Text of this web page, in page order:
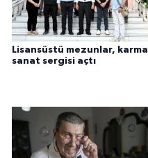
Lisansüstü mezunlar, karma
sanat sergisi açtı